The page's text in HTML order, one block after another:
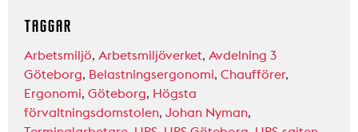
TAGGAR
Arbetsmiljö, Arbetsmiljöverket, Avdelning 3
Göteborg, Belastningsergonomi, Chaufförer,
Ergonomi, Göteborg, Högsta
förvaltningsdomstolen, Johan Nyman,